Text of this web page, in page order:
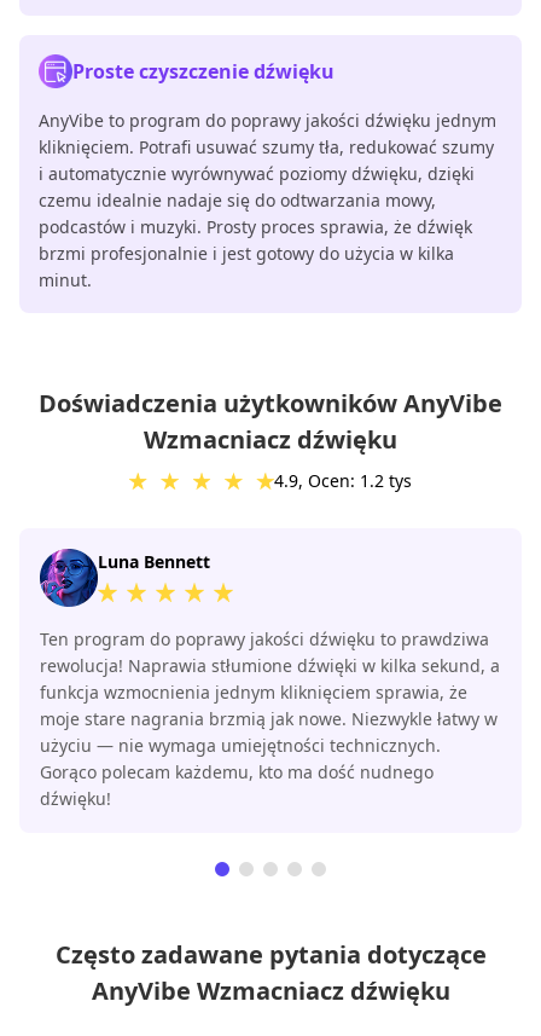
Proste czyszczenie dźwięku
AnyVibe to program do poprawy jakości dźwięku jednym
kliknięciem. Potrafi usuwać szumy tła, redukować szumy
i automatycznie wyrównywać poziomy dźwięku, dzięki
czemu idealnie nadaje się do odtwarzania mowy,
podcastów i muzyki. Prosty proces sprawia, że ​​dźwięk
brzmi profesjonalnie i jest gotowy do użycia w kilka
minut.
Doświadczenia użytkowników AnyVibe
Wzmacniacz dźwięku
4.9, Ocen: 1.2 tys
Luna Bennett
Ten program do poprawy jakości dźwięku to prawdziwa
rewolucja! Naprawia stłumione dźwięki w kilka sekund, a
funkcja wzmocnienia jednym kliknięciem sprawia, że ​​
moje stare nagrania brzmią jak nowe. Niezwykle łatwy w
użyciu — nie wymaga umiejętności technicznych.
Gorąco polecam każdemu, kto ma dość nudnego
dźwięku!
Często zadawane pytania dotyczące
AnyVibe Wzmacniacz dźwięku